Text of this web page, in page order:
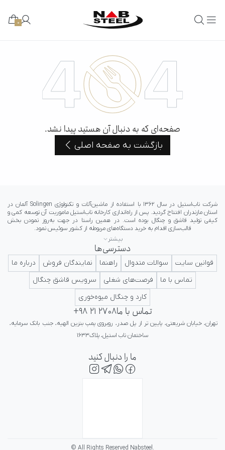
0
صفحه‌ای که به دنبال آن هستید پیدا نشد.
بازگشت به صفحه اصلی
ایرانی در کلاس جهانی تداعی کننده اعتبار و پرستیژ برای ایرانیان باشد.
بیشتر
دسترسی‌ها
قوانین سایت سوالات متدوال راهنما نمایندگان فروش
درباره ما
تماس با ما
فرصت‌های شغلی
سرویس قاشق چنگال
کارد و چنگال میوه‌خوری
تماس با ما+98 21 2708
تهران، خیابان شریعتی، پایین تر از پل صدر، روبروی پمپ بنزین الهیه، جنب بانک سرمایه،
ساختمان ناب استیل، پلاک۱۶۳۳
ما را دنبال کنید
© All Rights Reserved Nabsteel.